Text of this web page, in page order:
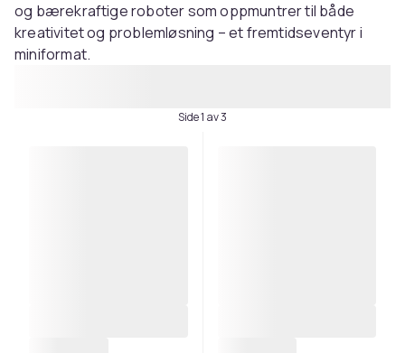
og bærekraftige roboter som oppmuntrer til både
kreativitet og problemløsning – et fremtidseventyr i
miniformat.
Side 1 av 3